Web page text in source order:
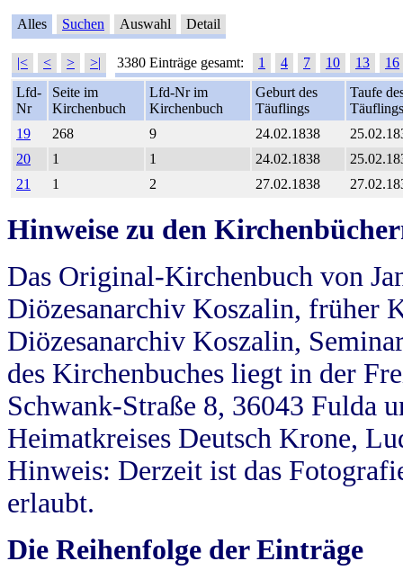
Alles Suchen Auswahl Detail
|< < > >| 3380 Einträge gesamt: 1 4 7 10 13
16
Lfd-
Nr
Seite im
Kirchenbuch
Lfd-Nr im
Kirchenbuch
Geburt des
Täuflings
Taufe
Täuflings
19
268 9 24.02.1838
20
1 1 24.02.1838
21
1 2 27.02.1838
Hinweise zu den
Das Original-Kirchenbuch von
Diözesanarchiv Koszalin, früher
Diözesanarchiv Koszalin,
des Kirchenbuches liegt in der
Schwank-Straße 8, 36043 Fulda
Heimatkreises Deutsch Krone,
Hinweis: Derzeit ist das
erlaubt.
Die Reihenfolge der Einträge